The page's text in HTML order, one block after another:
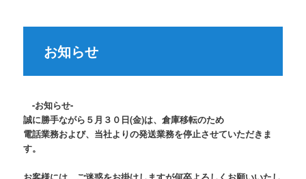
お知らせ
-お知らせ-
誠に勝手ながら５月３０日(金)は、倉庫移転のため
電話業務および、当社よりの発送業務を停止させていただきま
す。